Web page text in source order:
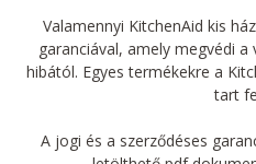
Valamennyi KitchenAid kis
garanciával, amely megvédi
hibától. Egyes termékekre a
tart
A jogi és a szerződéses